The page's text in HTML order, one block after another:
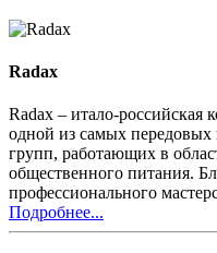
Radax
Radax – итало-российская
одной из самых
групп, работающих в
общественного питания.
профессионального
Подробнее...